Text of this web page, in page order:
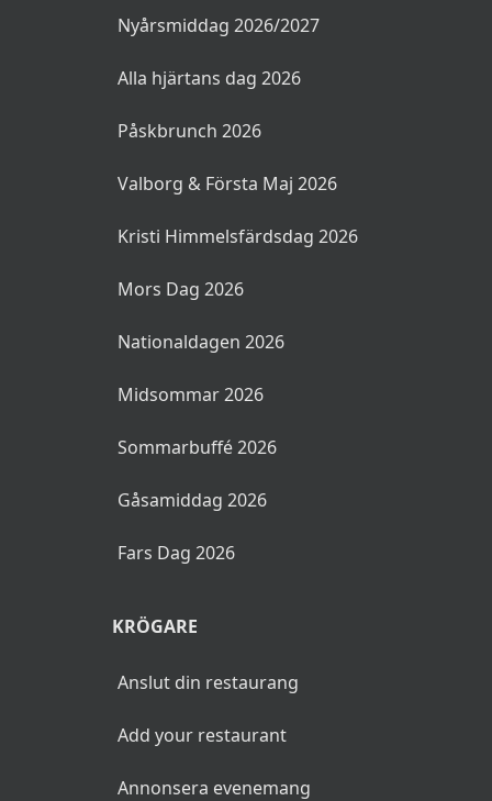
Nyårsmiddag 2026/2027
Alla hjärtans dag 2026
Påskbrunch 2026
Valborg & Första Maj 2026
Kristi Himmelsfärdsdag 2026
Mors Dag 2026
Nationaldagen 2026
Midsommar 2026
Sommarbuffé 2026
Gåsamiddag 2026
Fars Dag 2026
KRÖGARE
Anslut din restaurang
Add your restaurant
Annonsera evenemang